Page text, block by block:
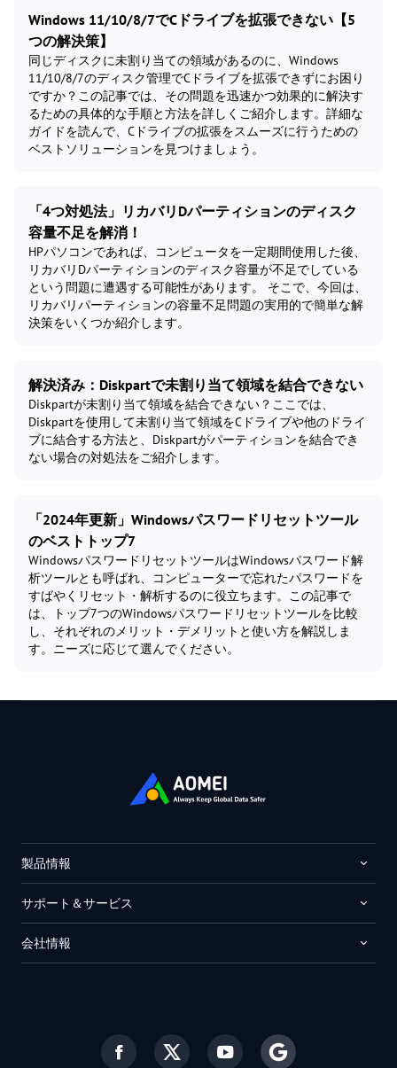
Windows 11/10/8/7でCドライブを拡張できない【5
つの解決策】
同じディスクに未割り当ての領域があるのに、Windows
11/10/8/7のディスク管理でCドライブを拡張できずにお困り
ですか？この記事では、その問題を迅速かつ効果的に解決す
るための具体的な手順と方法を詳しくご紹介します。詳細な
ガイドを読んで、Cドライブの拡張をスムーズに行うための
ベストソリューションを見つけましょう。
「4つ対処法」リカバリDパーティションのディスク
容量不足を解消！
HPパソコンであれば、コンピュータを一定期間使用した後、
リカバリDパーティションのディスク容量が不足でしている
という問題に遭遇する可能性があります。 そこで、今回は、
リカバリパーティションの容量不足問題の実用的で簡単な解
決策をいくつか紹介します。
解決済み：Diskpartで未割り当て領域を結合できない
Diskpartが未割り当て領域を結合できない？ここでは、
Diskpartを使用して未割り当て領域をCドライブや他のドライ
ブに結合する方法と、Diskpartがパーティションを結合でき
ない場合の対処法をご紹介します。
「2024年更新」Windowsパスワードリセットツール
のベストトップ7
WindowsパスワードリセットツールはWindowsパスワード解
析ツールとも呼ばれ、コンピューターで忘れたパスワードを
すばやくリセット・解析するのに役立ちます。この記事で
は、トップ7つのWindowsパスワードリセットツールを比較
し、それぞれのメリット・デメリットと使い方を解説しま
す。ニーズに応じて選んでください。
製品情報
サポート＆サービス
会社情報